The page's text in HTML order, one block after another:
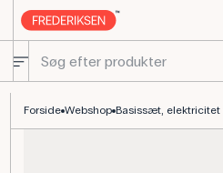
Forside Webshop Basissæt,